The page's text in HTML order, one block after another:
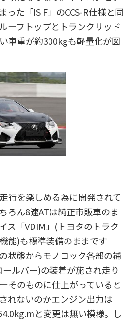
った「IS F」のCCS-R仕様と同
ーフトップとトランクリッド
車重が約300kgも軽量化が図
行を楽しめる為に開発されて
ろん8速ATは純正市販車のま
ス「VDIM」(トヨタのトラク
能)も標準装備のままです
状態からモノコック各部の補
ルバー)の装着が施され走り
そのものに仕上がっていると
れないのかエンジン出力は
と変更は無い模様。し